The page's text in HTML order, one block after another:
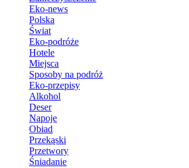
Eko-news
Polska
Świat
Eko-podróże
Hotele
Miejsca
Sposoby na podróż
Eko-przepisy
Alkohol
Deser
Napoje
Obiad
Przekąski
Przetwory
Śniadanie